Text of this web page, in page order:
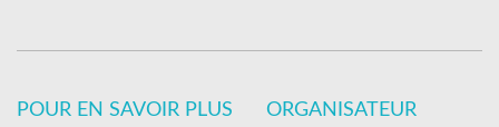
POUR EN SAVOIR PLUS ORGANISATEUR